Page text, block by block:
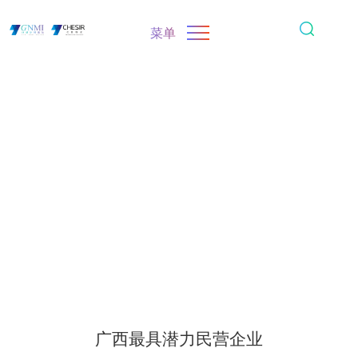
菜单
广西最具潜力民营企业